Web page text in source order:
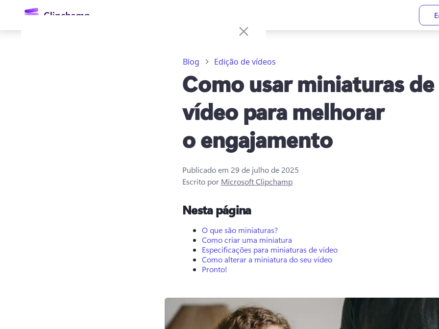
conteúdo
Experimentar gratuitamente
Blog Edição de vídeos
Como usar miniaturas de
vídeo para melhorar
o engajamento
Publicado em 29 de julho de 2025
Escrito por Microsoft Clipchamp
Nesta página
O que são miniaturas?
Como criar uma miniatura
Especificações para miniaturas de vídeo
Como alterar a miniatura do seu vídeo
Pronto!